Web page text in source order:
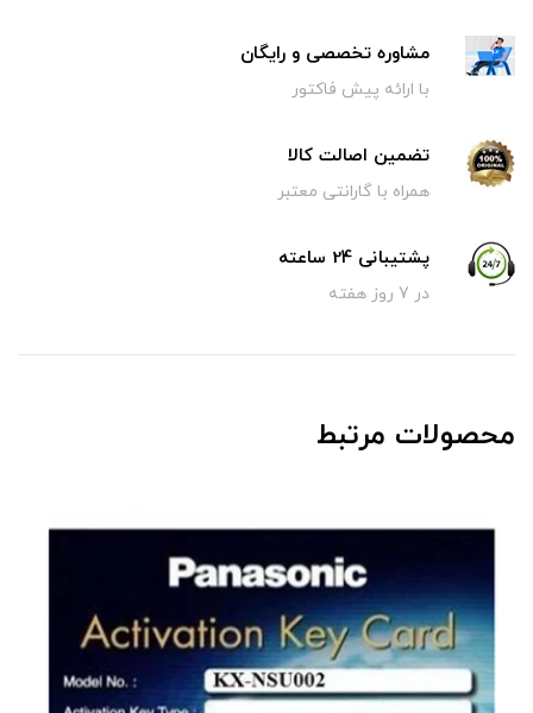
مشاوره تخصصی و رایگان
با ارائه پیش فاکتور
تضمین اصالت کالا
همراه با گارانتی معتبر
پشتیبانی 24 ساعته
در 7 روز هفته
محصولات مرتبط